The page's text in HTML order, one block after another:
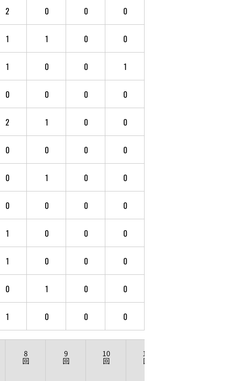
2 0 0 0
1 1 0 0
1 0 0 1
0 0 0 0
2 1 0 0
0 0 0 0
0 1 0 0
0 0 0 0
1 0 0 0
1 0 0 0
0 1 0 0
1 0 0 0
8
回
9
回
10
回
11
回